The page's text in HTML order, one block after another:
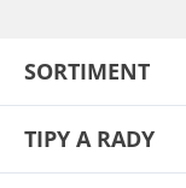
SORTIMENT
TIPY A RADY